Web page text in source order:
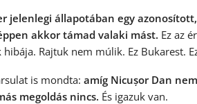
jelenlegi állapotában egy
akkor támad valaki mást. Ez az
Rajtuk nem múlik. Ez Bukarest.
is mondta: amíg Nicușor Dan
megoldás nincs. És igazuk van.